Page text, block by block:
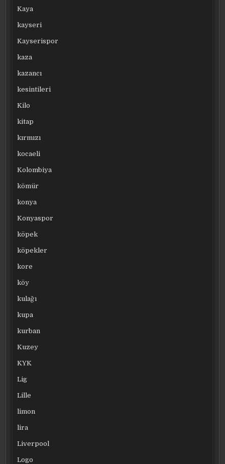
Kaya
kayseri
Kayserispor
kaza
kazancı
kesintileri
Kilo
kitap
kırmızı
kocaeli
Kolombiya
kömür
konya
Konyaspor
köpek
köpekler
kore
köy
kulağı
kupa
kurban
Kuzey
KYK
Lig
Lille
limon
lira
Liverpool
Logo